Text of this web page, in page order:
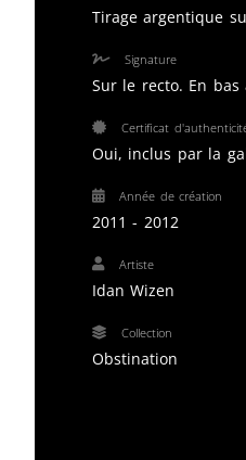
Tirage argentique
Signature
Sur le recto. En
Certificat
Oui, inclus par la
Année de création
2011 - 2012
Artiste
Idan Wizen
Collection
Obstination